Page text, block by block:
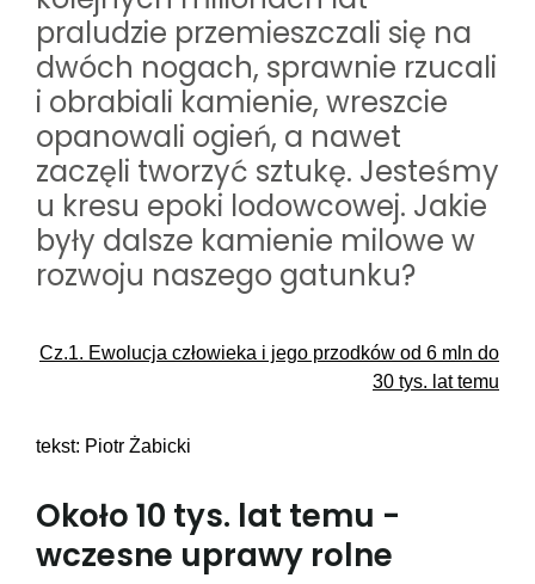
praludzie przemieszczali się na
dwóch nogach, sprawnie rzucali
i obrabiali kamienie, wreszcie
opanowali ogień, a nawet
zaczęli tworzyć sztukę. Jesteśmy
u kresu epoki lodowcowej. Jakie
były dalsze kamienie milowe w
rozwoju naszego gatunku?
Cz.1. Ewolucja człowieka i jego przodków od 6 mln do
30 tys. lat temu
tekst: Piotr Żabicki
Około 10 tys. lat temu -
wczesne uprawy rolne